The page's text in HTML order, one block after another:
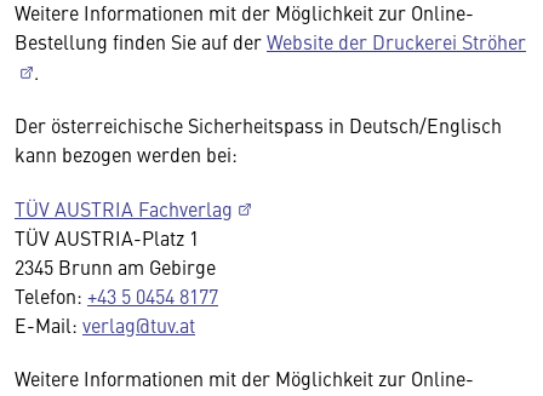
Weitere Informationen mit der Möglichkeit zur Online-
Bestellung finden Sie auf derWebsite der Druckerei Ströher
.
Der österreichische Sicherheitspass in Deutsch/Englisch
kann bezogen werden bei:
TÜV AUSTRIA Fachverlag
TÜV AUSTRIA-Platz 1
2345 Brunn am Gebirge
Telefon: +43 5 0454 8177
E-Mail: verlag@tuv.at
Weitere Informationen mit der Möglichkeit zur Online-